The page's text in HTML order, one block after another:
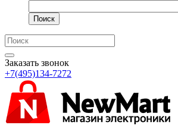
Поиск
Заказать звонок
+7(495)134-7272